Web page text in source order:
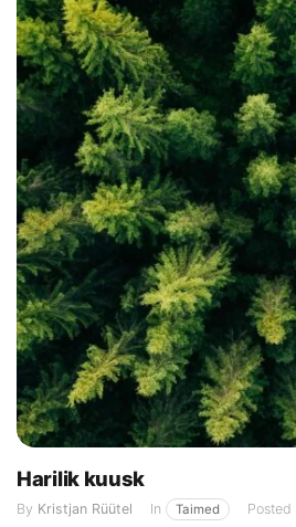
Harilik kuusk
By Kristjan Rüütel In Taimed Posted